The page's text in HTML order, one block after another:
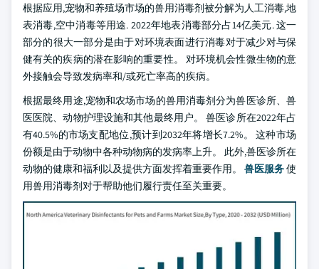
根据应用,宠物和养殖场市场的兽用消毒剂被分解为人工消毒,地
表消毒,空中消毒等用途. 2022年地表消毒部分占14亿美元. 这一
部分的很大一部分是由于对环境表面进行消毒对于减少对与保
健有关的疾病的潜在影响的重要性。 对环境机会性微生物的意
外接触会导致发病率和/或死亡率高的疾病。
根据最终用途,宠物和农场市场的兽用消毒剂分为兽医诊所、兽
医医院、动物护理设施和其他最终用户。 兽医诊所在2022年占
有40.5%的市场支配地位,预计到2032年将增长7.2%。 这种市场
份额是由于动物中各种动物病的发病率上升。 此外,兽医诊所在
动物的健康和福利以及提供方面发挥着重要作用。 兽医服务使
用兽用消毒剂对于帮助他们履行责任至关重要。